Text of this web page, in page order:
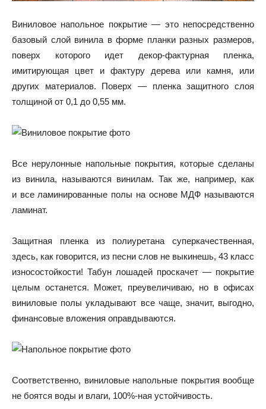
Виниловое напольное покрытие — это непосредственно
базовый слой винила в форме планки разных размеров,
поверх которого идет декор-фактурная пленка,
имитирующая цвет и фактуру дерева или камня, или
других материалов. Поверх — пленка защитного слоя
толщиной от 0,1 до 0,55 мм.
Все нерулонные напольные покрытия, которые сделаны
из винила, называются винилам. Так же, например, как
и все ламинированные полы на основе МДФ называются
ламинат.
Защитная пленка из полиуретана суперкачественная,
здесь, как говорится, из песни слов не выкинешь, 43 класс
износостойкости! Табун лошадей проскачет — покрытие
целым останется. Может, преувеличиваю, но в офисах
виниловые полы укладывают все чаще, значит, выгодно,
финансовые вложения оправдываются.
Соответственно, виниловые напольные покрытия вообще
не боятся воды и влаги, 100%-ная устойчивость.